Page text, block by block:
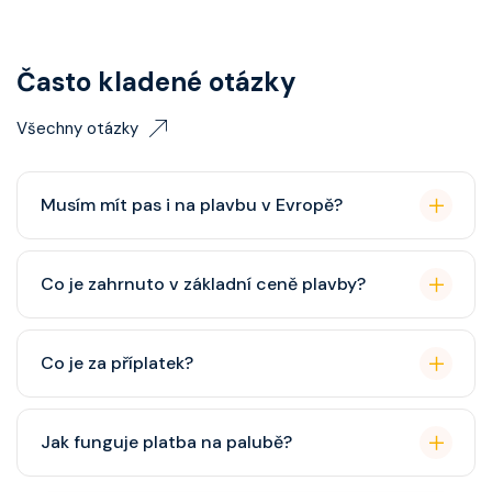
Často kladené otázky
Všechny otázky
Musím mít pas i na plavbu v Evropě?
Evropě stačí. Doporučuje se platnost minimálně 6
měsíců po skončení plavby.
Co je zahrnuto v základní ceně plavby?
zábava, show, bazény, vířivky, fitness, základní nápoje
(voda, čaj, káva, limonády apod.).
Co je za příplatek?
restaurace, Wi-Fi, výlety, spa služby, spropitné a
některé aktivity.
Jak funguje platba na palubě?